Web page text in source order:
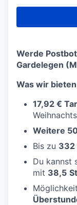
Werde
Gardelegen
Was wir bieten
17,92 €
Weitere
Bis zu 332
Du kannst
mit 38,5